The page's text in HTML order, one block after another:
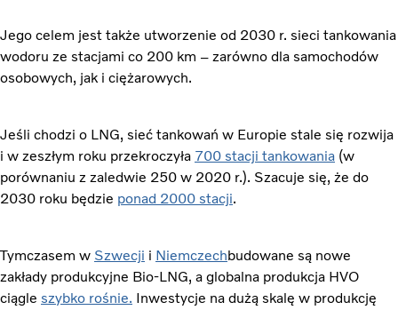
Jego celem jest także utworzenie od 2030 r. sieci tankowania
wodoru ze stacjami co 200 km – zarówno dla samochodów
osobowych, jak i ciężarowych.
Jeśli chodzi o LNG, sieć tankowań w Europie stale się rozwija
i w zeszłym roku przekroczyła 700 stacji tankowania (w
porównaniu z zaledwie 250 w 2020 r.). Szacuje się, że do
2030 roku będzie ponad 2000 stacji.
Tymczasem w Szwecji i Niemczechbudowane są nowe
zakłady produkcyjne Bio-LNG, a globalna produkcja HVO
ciągle szybko rośnie. Inwestycje na dużą skalę w produkcję